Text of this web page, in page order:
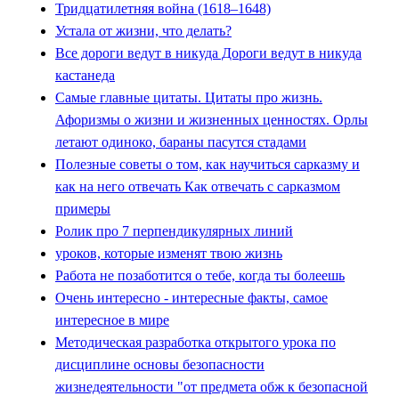
Тридцатилетняя война (1618–1648)
Устала от жизни, что делать?
Все дороги ведут в никуда Дороги ведут в никуда
кастанеда
Самые главные цитаты. Цитаты про жизнь.
Афоризмы о жизни и жизненных ценностях. Орлы
летают одиноко, бараны пасутся стадами
Полезные советы о том, как научиться сарказму и
как на него отвечать Как отвечать с сарказмом
примеры
Ролик про 7 перпендикулярных линий
уроков, которые изменят твою жизнь
Работа не позаботится о тебе, когда ты болеешь
Очень интересно - интересные факты, самое
интересное в мире
Методическая разработка открытого урока по
дисциплине основы безопасности
жизнедеятельности "от предмета обж к безопасной